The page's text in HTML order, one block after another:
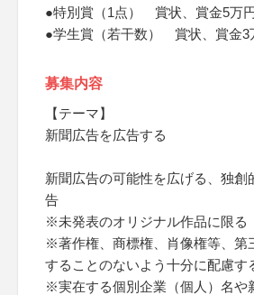
●特別賞（1点） 賞状、賞金5万
●学生賞（若干数） 賞状、賞金3
募集内容
【テーマ】
新聞広告を広告する
新聞広告の可能性を広げる、独創
告
※未発表のオリジナル作品に限る
※著作権、商標権、肖像権等、第
することのないよう十分に配慮す
※実在する個別企業（個人）名や